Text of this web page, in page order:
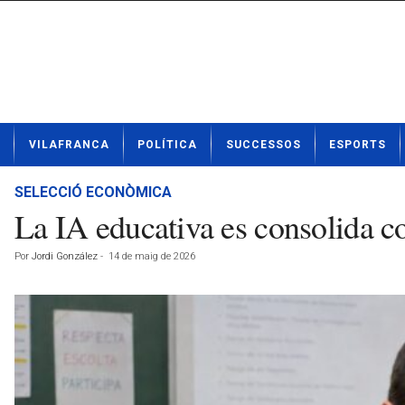
t
VILAFRANCA POLÍTICA SUCCESSOS ESPORTS
SELECCIÓ ECONÒMICA
La IA educativa es consolida
Por Jordi González - 14 de maig de 2026